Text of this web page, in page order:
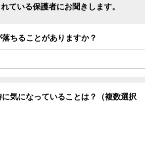
ている保護者にお聞きします。
ちることがありますか？
気になっていることは？（複数選択